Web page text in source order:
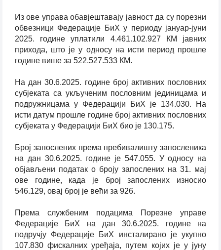
Из ове управа обавјештавају јавност да су порезни
обвезници Федерације БиХ у периоду јануар-јуни
2025. године уплатили 4.461.102.927 КМ јавних
прихода, што је у односу на исти период прошле
године више за 522.527.533 КМ.
На дан 30.6.2025. године број активних пословних
субјеката са укљученим пословним јединицама и
подружницама у Федерацији БиХ је 134.030. На
исти датум прошле године број активних пословних
субјеката у Федерацији БиХ био је 130.175.
Број запослених према пребивалишту запосленика
на дан 30.6.2025. године је 547.055. У односу на
објављени податак о броју запослених на 31. мај
ове године, када је број запослених износио
546.129, овај број је већи за 926.
Према службеним подацима Порезне управе
Федерације БиХ на дан 30.6.2025. године на
подручју Федерације БиХ инсталирано је укупно
107.830 фискалних уређаја, путем којих је у јуну